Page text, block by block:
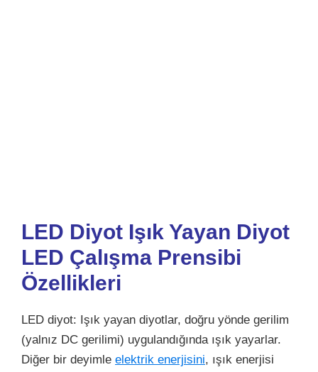
LED Diyot Işık Yayan Diyot
LED Çalışma Prensibi
Özellikleri
LED diyot: Işık yayan diyotlar, doğru yönde gerilim
(yalnız DC gerilimi) uygulandığında ışık yayarlar.
Diğer bir deyimle elektrik enerjisini, ışık enerjisi